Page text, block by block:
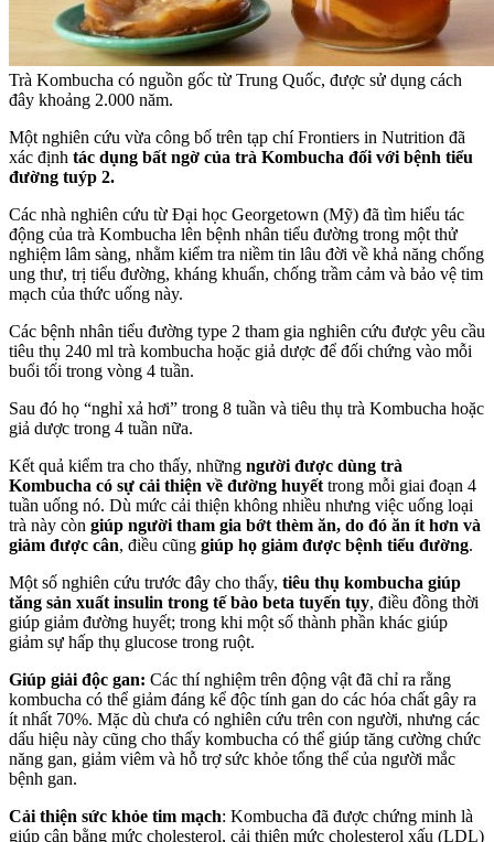
Trà Kombucha có nguồn gốc từ Trung Quốc, được sử dụng cách
đây khoảng 2.000 năm.
Một nghiên cứu vừa công bố trên tạp chí Frontiers in Nutrition đã
xác định tác dụng bất ngờ của trà Kombucha đối với bệnh tiểu
đường tuýp 2.
Các nhà nghiên cứu từ Đại học Georgetown (Mỹ) đã tìm hiểu tác
động của trà Kombucha lên bệnh nhân tiểu đường trong một thử
nghiệm lâm sàng, nhằm kiểm tra niềm tin lâu đời về khả năng chống
ung thư, trị tiểu đường, kháng khuẩn, chống trầm cảm và bảo vệ tim
mạch của thức uống này.
Các bệnh nhân tiểu đường type 2 tham gia nghiên cứu được yêu cầu
tiêu thụ 240 ml trà kombucha hoặc giả dược để đối chứng vào mỗi
buổi tối trong vòng 4 tuần.
Sau đó họ “nghỉ xả hơi” trong 8 tuần và tiêu thụ trà Kombucha hoặc
giả dược trong 4 tuần nữa.
Kết quả kiểm tra cho thấy, những người được dùng trà
Kombucha có sự cải thiện về đường huyếttrong mỗi giai đoạn 4
tuần uống nó. Dù mức cải thiện không nhiều nhưng việc uống loại
trà này còn giúp người tham gia bớt thèm ăn, do đó ăn ít hơn và
giảm được cân, điều cũng giúp họ giảm được bệnh tiểu đường.
Một số nghiên cứu trước đây cho thấy, tiêu thụ kombucha giúp
tăng sản xuất insulin trong tế bào beta tuyến tụy, điều đồng thời
giúp giảm đường huyết; trong khi một số thành phần khác giúp
giảm sự hấp thụ glucose trong ruột.
Giúp giải độc gan: Các thí nghiệm trên động vật đã chỉ ra rằng
kombucha có thể giảm đáng kể độc tính gan do các hóa chất gây ra
ít nhất 70%. Mặc dù chưa có nghiên cứu trên con người, nhưng các
dấu hiệu này cũng cho thấy kombucha có thể giúp tăng cường chức
năng gan, giảm viêm và hỗ trợ sức khỏe tổng thể của người mắc
bệnh gan.
Cải thiện sức khỏe tim mạch: Kombucha đã được chứng minh là
giúp cân bằng mức cholesterol, cải thiện mức cholesterol xấu (LDL)